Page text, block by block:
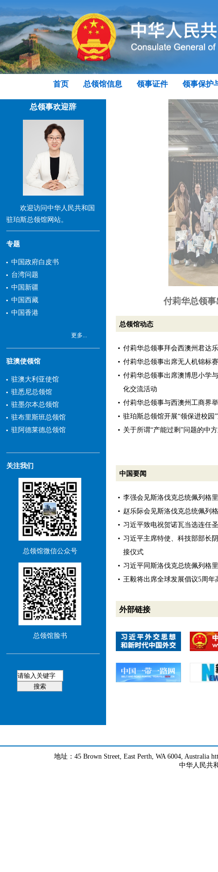
首页 总领馆信息 领事证件 领事保护
总领事欢迎辞
欢迎访问中华人民共和国
驻珀斯总领馆网站。
专题
中国政府白皮书
台湾问题
中国新疆
中国西藏
中国香港
更多...
驻澳使领馆
驻澳大利亚使馆
驻悉尼总领馆
驻墨尔本总领馆
驻布里斯班总领馆
驻阿德莱德总领馆
关注我们
总领馆微信公众号
总领馆脸书
付莉华总领
总领馆动态
付莉华总领事拜会西澳州君达
付莉华总领事出席无人机锦标
付莉华总领事出席澳博思小学
化交流活动
付莉华总领事与西澳州工商界
驻珀斯总领馆开展“领保进校园
关于所谓“产能过剩”问题的中
中国要闻
李强会见斯洛伐克总统佩列格
赵乐际会见斯洛伐克总统佩列
习近平致电祝贺诺瓦当选连任
习近平主席特使、科技部部长
接仪式
习近平同斯洛伐克总统佩列格
王毅将出席全球发展倡议5周年
外部链接
地址：45 Brown Street, East Perth, WA 6004, Australia
中华人民共